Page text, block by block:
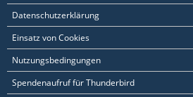
Datenschutzerklärung
Einsatz von Cookies
Nutzungsbedingungen
Spendenaufruf für Thunderbird